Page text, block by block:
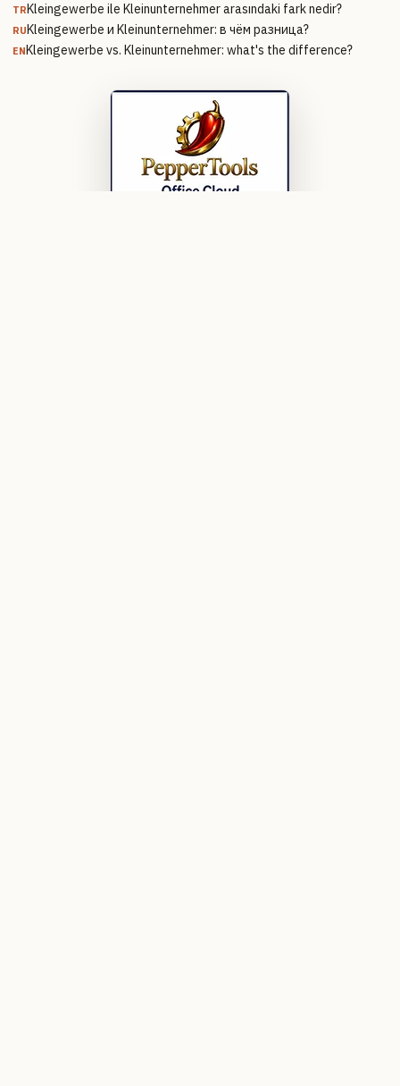
TRKleingewerbe ile Kleinunternehmer arasındaki fark nedir?
RUKleingewerbe и Kleinunternehmer: в чём разница?
ENKleingewerbe vs. Kleinunternehmer: what's the difference?